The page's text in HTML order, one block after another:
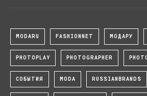
MODARU FASHIONNET МОДАРУ
PHOTOPLAY PHOTOGRAPHER
СОБЫТИЯ MODA RUSSIANBRANDS